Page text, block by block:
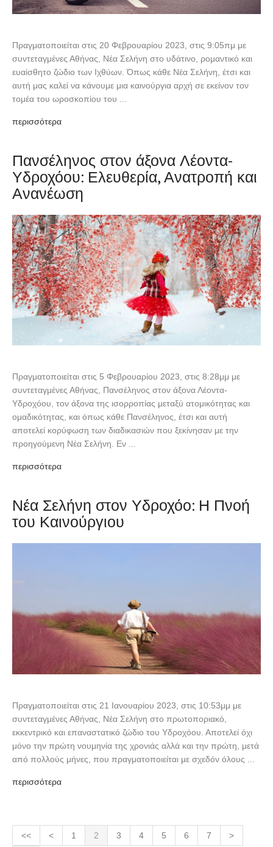
Πραγματοποιείται στις 20 Φεβρουαρίου 2023, στις 9:05πμ με
συντεταγμένες Αθήνας, Νέα Σελήνη στο υδάτινο, ρομαντικό και
ευαίσθητο ζώδιο των Ιχθύων. Όπως κάθε Νέα Σελήνη, έτσι και
αυτή μας καλεί να κάνουμε μια καινούργια αρχή σε εκείνον τον
τομέα του ωροσκοπίου του ...
περισσότερα
Πανσέληνος στον άξονα Λέοντα-
Υδροχόου: Ελευθερία, Ανατροπή και
Ανανέωση
Πραγματοποιείται στις 5 Φεβρουαρίου 2023, στις 8:28μμ με
συντεταγμένες Αθήνας, Πανσέληνος στον άξονα Λέοντα-
Υδροχόου, τον άξονα της ισορροπίας μεταξύ ατομικότητας και
ομαδικότητας, και όπως κάθε Πανσέληνος, έτσι και αυτή
αποτελεί κορύφωση των διαδικασιών που ξεκίνησαν με την
προηγούμενη Νέα Σελήνη. Εν ...
περισσότερα
Νέα Σελήνη στον Υδροχόο: Η Πνοή
του Καινούργιου
Πραγματοποιείται στις 21 Ιανουαρίου 2023, στις 10:53μμ με
συντεταγμένες Αθήνας, Νέα Σελήνη στο πρωτοποριακό,
εκκεντρικό και επαναστατικό ζώδιο του Υδροχόου. Αποτελεί όχι
μόνο την πρώτη νουμηνία της χρονιάς αλλά και την πρώτη, μετά
από πολλούς μήνες, που πραγματοποιείται με σχεδόν όλους ...
περισσότερα
<< < 1 2 3 4 5 6 7 >